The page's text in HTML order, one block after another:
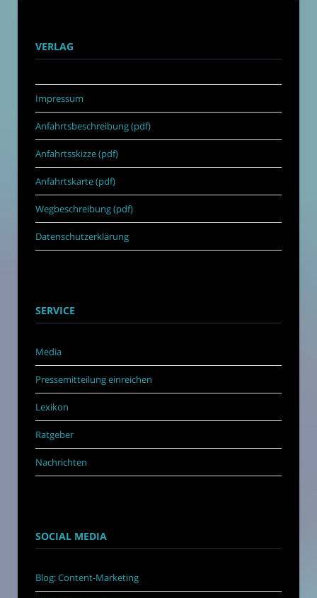
VERLAG
Impressum
Anfahrtsbeschreibung (pdf)
Anfahrtsskizze (pdf)
Anfahrtskarte (pdf)
Wegbeschreibung (pdf)
Datenschutzerklärung
SERVICE
Media
Pressemitteilung einreichen
Lexikon
Ratgeber
Nachrichten
SOCIAL MEDIA
Blog: Content-Marketing